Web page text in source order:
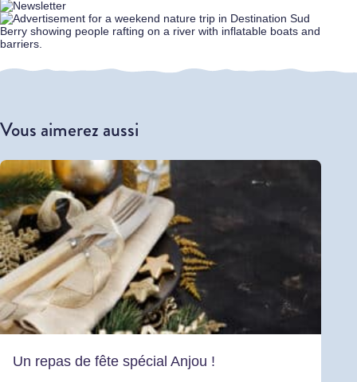
Vous aimerez aussi
Un repas de fête spécial Anjou !